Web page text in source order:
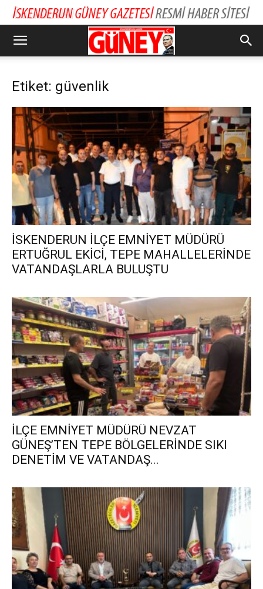
Etiket: güvenlik
İSKENDERUN İLÇE EMNİYET MÜDÜRÜ
ERTUĞRUL EKİCİ, TEPE MAHALLELERİNDE
VATANDAŞLARLA BULUŞTU
İLÇE EMNİYET MÜDÜRÜ NEVZAT
GÜNEŞ’TEN TEPE BÖLGELERİNDE SIKI
DENETİM VE VATANDAŞ...